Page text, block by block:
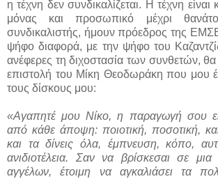
η τέχνη δεν συνδικαλίζεται. Η τέχνη
μόνας και προσωπικό μέχρι
συνδικαλιστής, ήμουν πρόεδρος της
ψήφο διαφορά, με την ψήφο του
ανέφερες τη διχοστασία των συνθετών,
επιστολή του Μίκη Θεοδωράκη που μου
τους δίσκους μου:
«Αγαπητέ μου Νίκο, η παραγωγή σου
από κάθε άποψη: ποιοτική, ποσοτική,
και τα δίνεις όλα, έμπνευση, κόπο,
ανιδιοτέλεια. Σαν να βρίσκεσαι σε μια
αγγέλων, έτοιμη να αγκαλιάσει τα